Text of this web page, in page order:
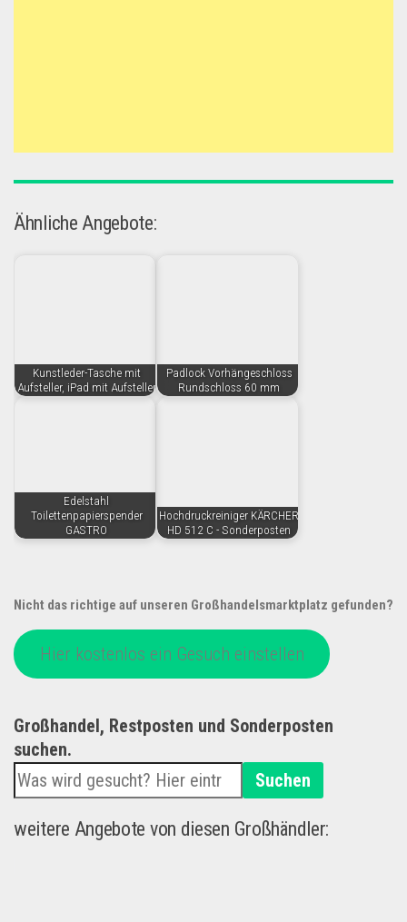
Ähnliche Angebote:
Kunstleder-Tasche mit
Aufsteller, iPad mit Aufsteller
Padlock Vorhängeschloss
Rundschloss 60 mm
Edelstahl
Toilettenpapierspender
GASTRO
Hochdruckreiniger KÄRCHER
HD 512 C - Sonderposten
Nicht das richtige auf unseren Großhandelsmarktplatz gefunden?
Hier kostenlos ein Gesuch einstellen
Großhandel, Restposten und Sonderposten
suchen.
Suchen
weitere Angebote von diesen Großhändler: